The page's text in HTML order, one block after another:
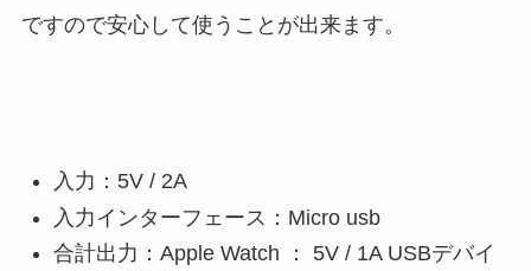
ですので安心して使うことが出来ます。
入力：5V / 2A
入力インターフェース：Micro usb
合計出力：Apple Watch ： 5V / 1A USBデバイ